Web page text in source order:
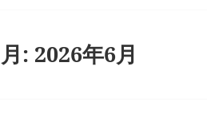
月: 2026年6月